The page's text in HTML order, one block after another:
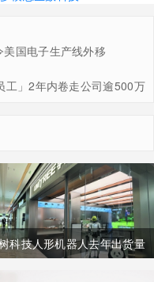
美国电子生产线外移
工」2年内卷走公司逾500万
科技人形机器人去年出货量